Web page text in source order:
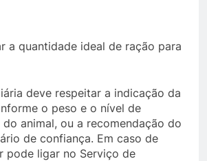
a quantidade ideal de ração para
deve respeitar a indicação da
o peso e o nível de
animal, ou a recomendação do
de confiança. Em caso de
pode ligar no Serviço de